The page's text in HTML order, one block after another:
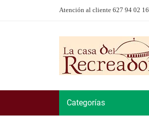
Atención al cliente 627 94 02 16
Categorías